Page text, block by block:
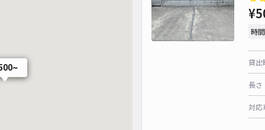
時
貸出
長さ
対応